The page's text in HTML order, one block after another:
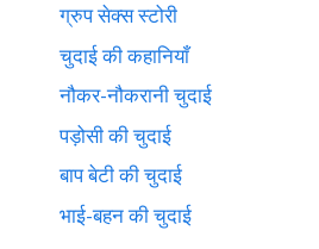
ग्रुप सेक्स स्टोरी
चुदाई की कहानियाँ
नौकर-नौकरानी चुदाई
पड़ोसी की चुदाई
बाप बेटी की चुदाई
भाई-बहन की चुदाई